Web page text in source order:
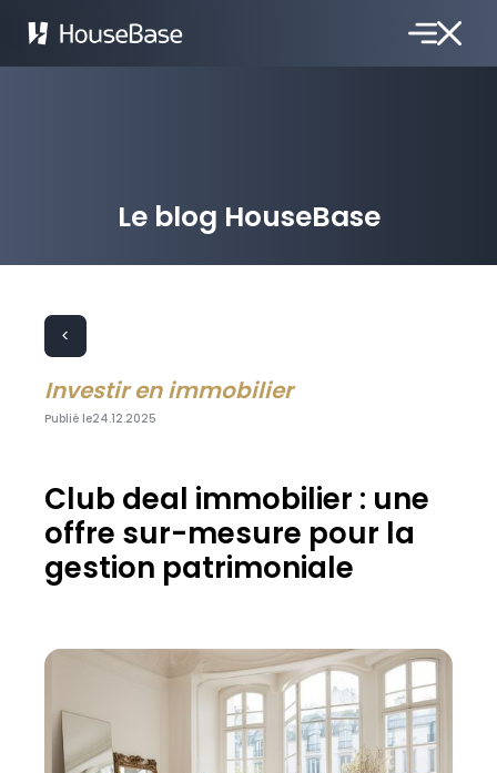
Le blog HouseBase
<
Investir en immobilier
Publié le24.12.2025
Club deal immobilier : une
offre sur-mesure pour la
gestion patrimoniale